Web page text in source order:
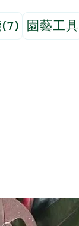
園藝工具